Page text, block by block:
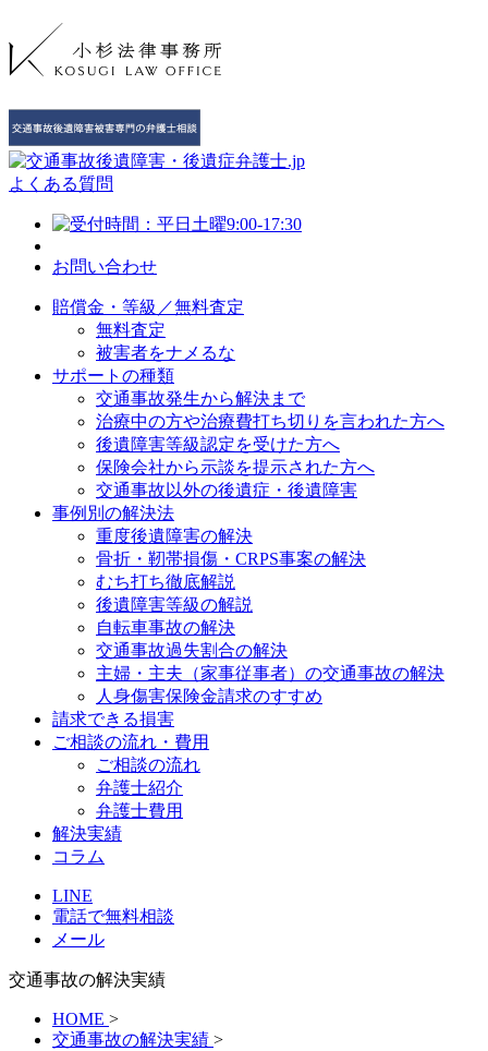
よくある質問
お問い合わせ
賠償金・等級／無料査定
無料査定
被害者をナメるな
サポートの種類
交通事故発生から解決まで
治療中の方や治療費打ち切りを言われた方へ
後遺障害等級認定を受けた方へ
保険会社から示談を提示された方へ
交通事故以外の後遺症・後遺障害
事例別の解決法
重度後遺障害の解決
骨折・靭帯損傷・CRPS事案の解決
むち打ち徹底解説
後遺障害等級の解説
自転車事故の解決
交通事故過失割合の解決
主婦・主夫（家事従事者）の交通事故の解決
人身傷害保険金請求のすすめ
請求できる損害
ご相談の流れ・費用
ご相談の流れ
弁護士紹介
弁護士費用
解決実績
コラム
LINE
電話で無料相談
メール
交通事故の解決実績
HOME >
交通事故の解決実績 >